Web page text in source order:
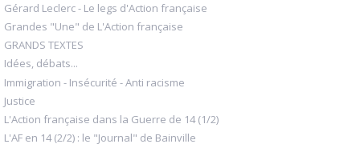
Gérard Leclerc - Le legs d'Action française
Grandes "Une" de L'Action française
GRANDS TEXTES
Idées, débats...
Immigration - Insécurité - Anti racisme
Justice
L'Action française dans la Guerre de 14 (1/2)
L'AF en 14 (2/2) : le "Journal" de Bainville